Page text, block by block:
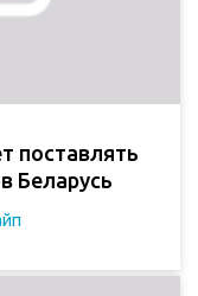
поставлять
Беларусь